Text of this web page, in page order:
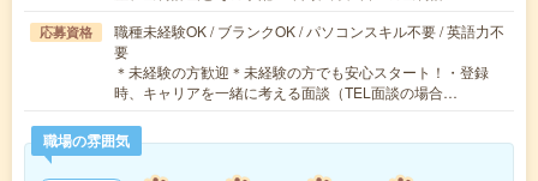
応募資格
職種未経験OK / ブランクOK / パソコンスキル不要 / 英語力不
要
＊未経験の方歓迎＊未経験の方でも安心スタート！・登録
時、キャリアを一緒に考える面談（TEL面談の場合…
職場の雰囲気